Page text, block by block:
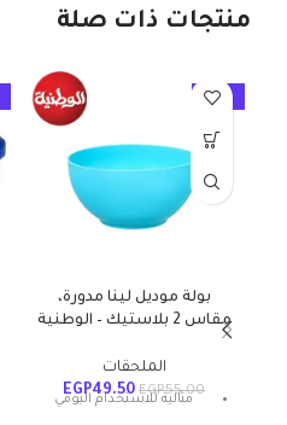
منتجات ذات صلة
-10%
بولة موديل لينا مدورة،
مقاس 2 بلاستيك – الوطنية
الملحقات
EGP55.00
EGP49.50
مثالية للاستخدام اليومي